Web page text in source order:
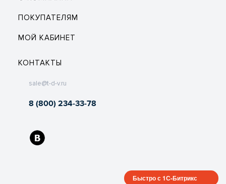
ПОКУПАТЕЛЯМ
МОЙ КАБИНЕТ
КОНТАКТЫ
sale@t-d-v.ru
8 (800) 234-33-78
Быстро с 1С-Битрикс